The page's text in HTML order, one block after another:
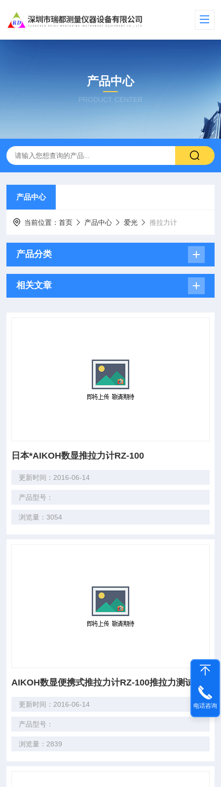
产品中心
PRODUCT CENTER
产品中心
当前位置：首页 产品中心 爱光 推拉力计
产品分类
相关文章
日本*AIKOH数显推拉力计RZ-100
更新时间：2016-06-14
产品型号：
浏览量：3054
AIKOH数显便携式推拉力计RZ-100推拉力测试
更新时间：2016-06-14
产品型号：
浏览量：2839
电话咨询